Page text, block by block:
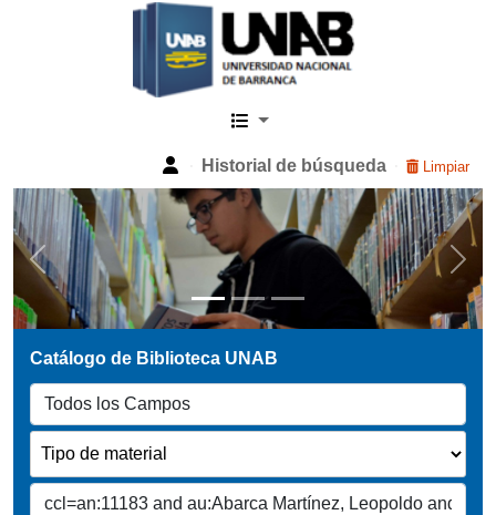
Catalogo Web UNAB
Historial de búsqueda Limpiar
Previous Next